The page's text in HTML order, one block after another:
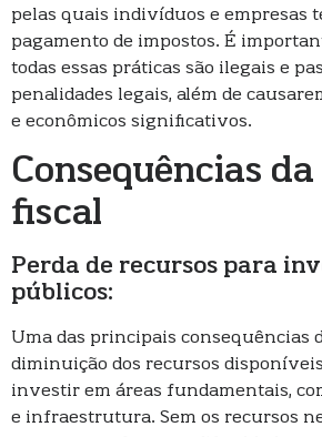
pelas quais indivíduos e empresas
pagamento de impostos. É
todas essas práticas são ilegais e
penalidades legais, além de
e econômicos significativos.
Consequências
fiscal
Perda de recursos para
públicos:
Uma das principais consequências
diminuição dos recursos
investir em áreas fundamentais,
e infraestrutura. Sem os recursos